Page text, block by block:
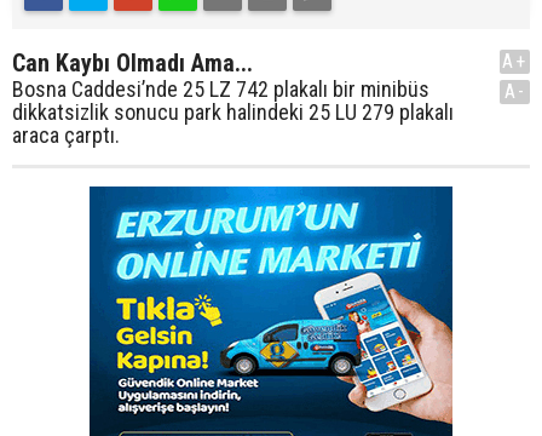
Can Kaybı Olmadı Ama...
Bosna Caddesi’nde 25 LZ 742 plakalı bir minibüs
dikkatsizlik sonucu park halindeki 25 LU 279 plakalı
araca çarptı.
A+
A-